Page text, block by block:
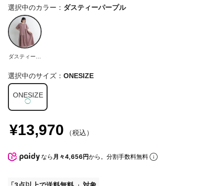
選択中のカラー： ダスティーパープル
ダスティーパ
選択中のサイズ： ONESIZE
ONESIZE
◯
¥13,970 （税込）
なら 月々4,656円から。分割手数料無料